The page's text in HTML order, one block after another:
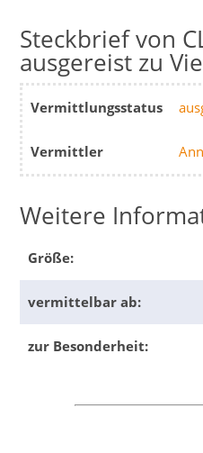
ausgereist zu
Vermittlungsstatus
Vermittler
Weitere
Größe:
vermittelbar ab:
zur Besonderheit: